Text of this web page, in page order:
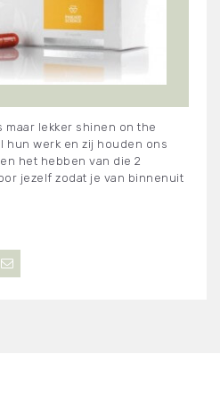
maar lekker shinen on the
hun werk en zij houden ons
het hebben van die 2
jezelf zodat je van binnenuit